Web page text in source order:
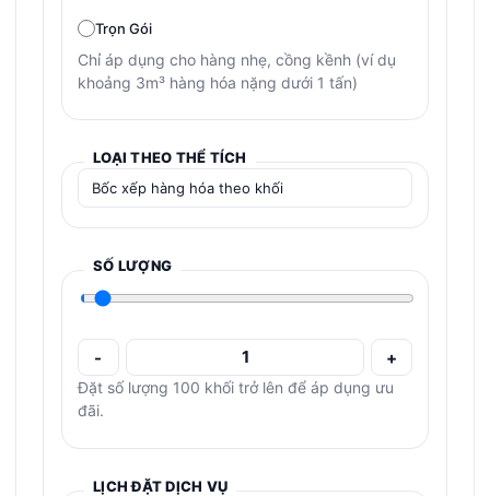
Trọn Gói
Chỉ áp dụng cho hàng nhẹ, cồng kềnh (ví dụ
khoảng 3m³ hàng hóa nặng dưới 1 tấn)
LOẠI THEO THỂ TÍCH
SỐ LƯỢNG
- +
Đặt số lượng 100 khối trở lên để áp dụng ưu
đãi.
LỊCH ĐẶT DỊCH VỤ